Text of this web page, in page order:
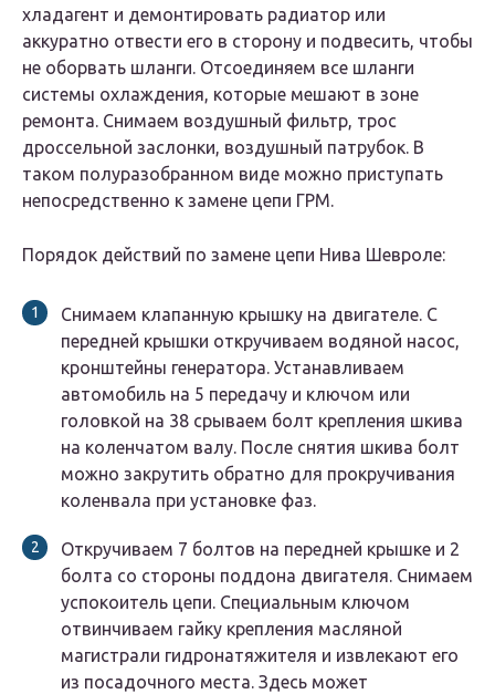
хладагент и демонтировать радиатор или
аккуратно отвести его в сторону и подвесить, чтобы
не оборвать шланги. Отсоединяем все шланги
системы охлаждения, которые мешают в зоне
ремонта. Снимаем воздушный фильтр, трос
дроссельной заслонки, воздушный патрубок. В
таком полуразобранном виде можно приступать
непосредственно к замене цепи ГРМ.
Порядок действий по замене цепи Нива Шевроле:
Снимаем клапанную крышку на двигателе. С
передней крышки откручиваем водяной насос,
кронштейны генератора. Устанавливаем
автомобиль на 5 передачу и ключом или
головкой на 38 срываем болт крепления шкива
на коленчатом валу. После снятия шкива болт
можно закрутить обратно для прокручивания
коленвала при установке фаз.
Откручиваем 7 болтов на передней крышке и 2
болта со стороны поддона двигателя. Снимаем
успокоитель цепи. Специальным ключом
отвинчиваем гайку крепления масляной
магистрали гидронатяжителя и извлекают его
из посадочного места. Здесь может